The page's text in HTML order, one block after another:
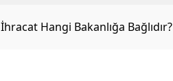
İhracat Hangi Bakanlığa Bağlıdır?